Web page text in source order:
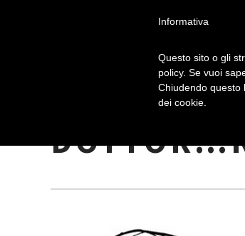
Informativa
Questo sito o gli
policy. Se vuoi
Chiudendo questo
dei cookie.